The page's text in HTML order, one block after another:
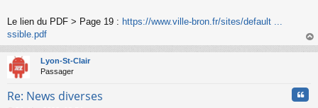
Le lien du PDF > Page 19 : https://www.ville-bron.fr/sites/default ...
ssible.pdf
au
Lyon-St-Clair
Passager
Re: News diverses